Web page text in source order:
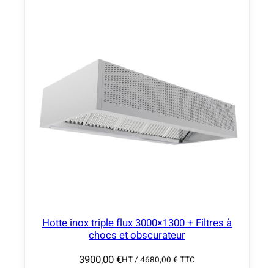
€
Hotte inox triple flux 3000×1300 + Filtres à
chocs et obscurateur
3900,00€HT / 4680,00 € TTC